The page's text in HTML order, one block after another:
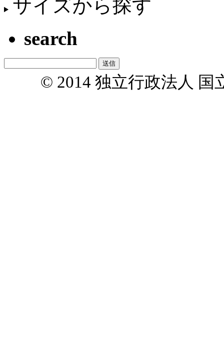
サイズから探す
search
© 2014 独立行政法人 国